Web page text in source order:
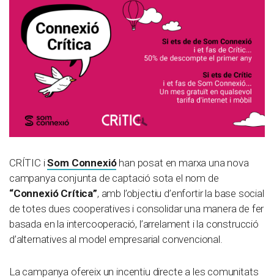
CRÍTIC iSom Connexióhan posat en marxa una nova
campanya conjunta de captació sota el nom de
“Connexió Crítica”, amb l’objectiu d’enfortir la base social
de totes dues cooperatives i consolidar una manera de fer
basada en la intercooperació, l’arrelament i la construcció
d’alternatives al model empresarial convencional.
La campanya ofereix un incentiu directe a les comunitats